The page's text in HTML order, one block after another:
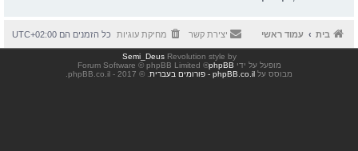
בית עמוד ראשי כל הזמנים הם UTC+02:00 מחיקת עוגיות יצירת קשר
Revolution style by
Semi_Deus
מופעל על ידי phpBB
® Forum Software © phpBB Limited
מבוסס על phpBB.co.il - פורומים בעברית . © 2017 - phpBB.co.il.